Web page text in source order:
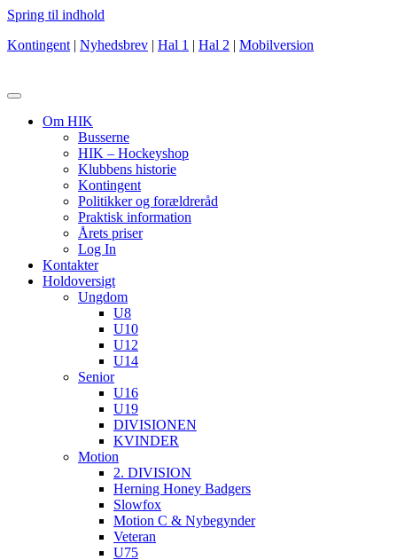
Spring til indhold
Kontingent | Nyhedsbrev | Hal 1 | Hal 2 | Mobilversion
Om HIK
Busserne
HIK – Hockeyshop
Klubbens historie
Kontingent
Politikker og forældreråd
Praktisk information
Årets priser
Log In
Kontakter
Holdoversigt
Ungdom
U8
U10
U12
U14
Senior
U16
U19
DIVISIONEN
KVINDER
Motion
2. DIVISION
Herning Honey Badgers
Slowfox
Motion C & Nybegynder
Veteran
U75